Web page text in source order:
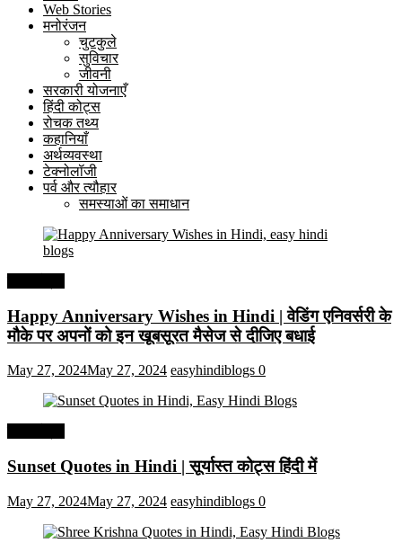
Web Stories
मनोरंजन
चुटकुले
सुविचार
जीवनी
सरकारी योजनाएँ
हिंदी कोट्स
रोचक तथ्य
कहानियाँ
अर्थव्यवस्था
टेक्नोलॉजी
पर्व और त्यौहार
समस्याओं का समाधान
Happy Anniversary Wishes in Hindi | वेडिंग एनिवर्सरी के
मौके पर अपनों को इन खूबसूरत मैसेज से दीजिए बधाई
May 27, 2024May 27, 2024 easyhindiblogs 0
Sunset Quotes in Hindi | सूर्यास्त कोट्स हिंदी में
May 27, 2024May 27, 2024 easyhindiblogs 0